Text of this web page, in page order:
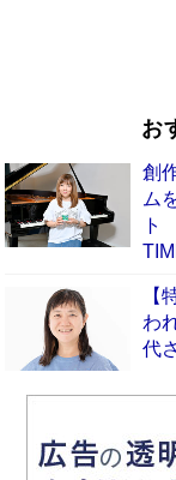
俳優・高嶋政伸
東野圭吾、伊坂幸
らも文庫化 映画
イン［文庫ベスト
お
創
ム
ト
【
わ
代